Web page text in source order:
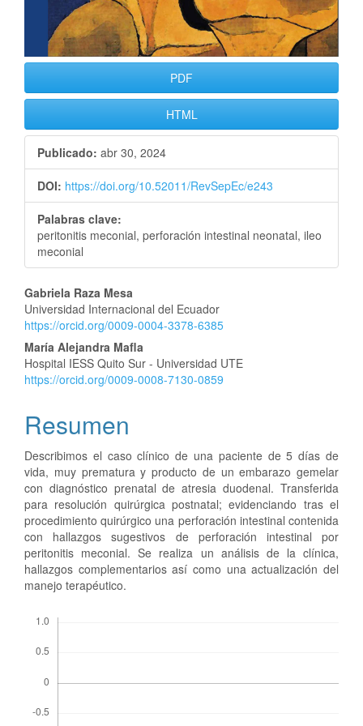
PDF
HTML
Publicado: abr 30, 2024
DOI: https://doi.org/10.52011/RevSepEc/e243
Palabras clave:
peritonitis meconial, perforación intestinal neonatal, ileo
meconial
Contenido
principal
del
artículo
Gabriela Raza Mesa
Universidad Internacional del Ecuador
https://orcid.org/0009-0004-3378-6385
María Alejandra Mafla
Hospital IESS Quito Sur - Universidad UTE
https://orcid.org/0009-0008-7130-0859
Resumen
Describimos el caso clínico de una paciente de 5 días de
vida, muy prematura y producto de un embarazo gemelar
con diagnóstico prenatal de atresia duodenal. Transferida
para resolución quirúrgica postnatal; evidenciando tras el
procedimiento quirúrgico una perforación intestinal contenida
con hallazgos sugestivos de perforación intestinal por
peritonitis meconial. Se realiza un análisis de la clínica,
hallazgos complementarios así como una actualización del
manejo terapéutico.